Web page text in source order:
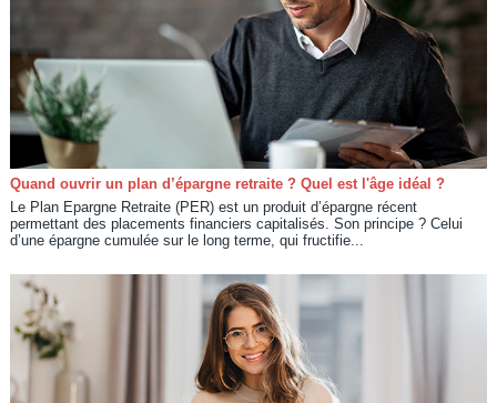
Quand ouvrir un plan d’épargne retraite ? Quel est l'âge idéal ?
Le Plan Epargne Retraite (PER) est un produit d’épargne récent
permettant des placements financiers capitalisés. Son principe ? Celui
d’une épargne cumulée sur le long terme, qui fructifie...